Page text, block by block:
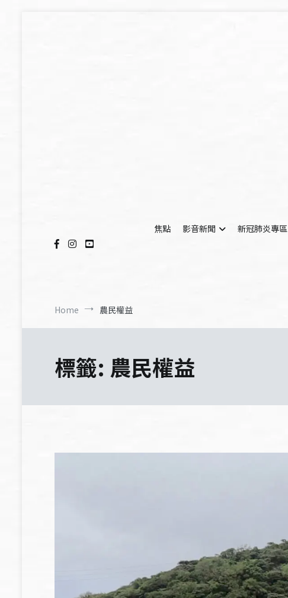
焦點
影音新聞 新冠肺炎專區
Home 農民權益
標籤: 農民權益